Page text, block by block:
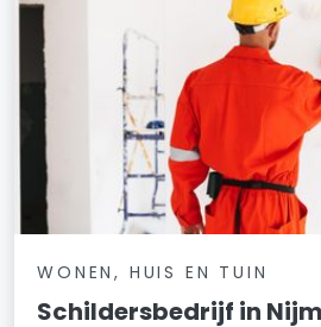
WONEN, HUIS EN TUIN
Schildersbedrijf in